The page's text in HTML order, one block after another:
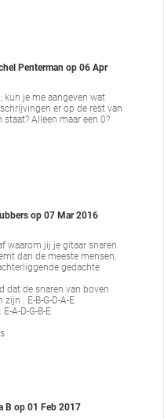
Penterman op 06 Apr
kun je me aangeven wat
er op de rest van
staat? Alleen maar een 0?
op07 Mar 2016
waarom jij je gitaar snaren
dan de meeste mensen,
gedachte
dat de snaren van boven
zijn : E-B-G-D-A-E
A-D-G-B-E
B op 01 Feb 2017